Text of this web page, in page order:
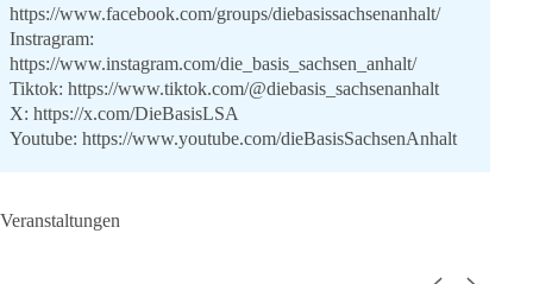
https://www.facebook.com/groups/diebasissachsenanhalt/
Instragram:
https://www.instagram.com/die_basis_sachsen_anhalt/
Tiktok: https://www.tiktok.com/@diebasis_sachsenanhalt
X: https://x.com/DieBasisLSA
Youtube: https://www.youtube.com/dieBasisSachsenAnhalt
Veranstaltungen